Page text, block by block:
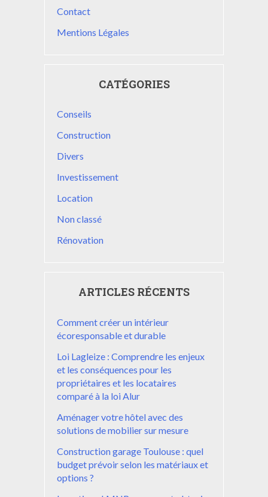
Contact
Mentions Légales
CATÉGORIES
Conseils
Construction
Divers
Investissement
Location
Non classé
Rénovation
ARTICLES RÉCENTS
Comment créer un intérieur
écoresponsable et durable
Loi Lagleize : Comprendre les enjeux
et les conséquences pour les
propriétaires et les locataires
comparé à la loi Alur
Aménager votre hôtel avec des
solutions de mobilier sur mesure
Construction garage Toulouse : quel
budget prévoir selon les matériaux et
options ?